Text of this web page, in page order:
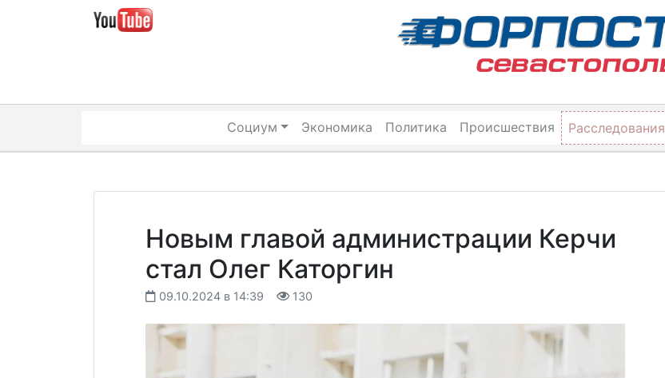
Социум Экономика Политика Происшествия Расследования
Новым главой администрации Керчи
стал Олег Каторгин
09.10.2024 в 14:39 130